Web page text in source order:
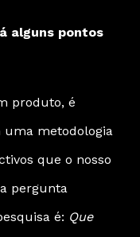
alguns pontos
produto, é
uma metodologia
que o nosso
pergunta
é: Que